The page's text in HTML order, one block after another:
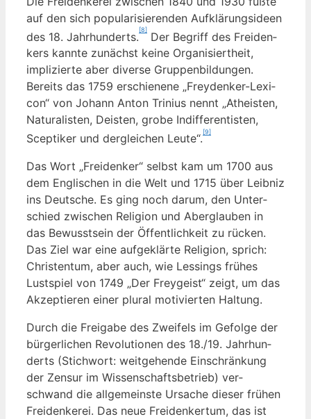
auf den sich popu­la­ri­sie­ren­den Auf­klä­rungs­ideen
des 18. Jahr­hun­derts.
[8]
Der Begriff des Frei­den­
kers kann­te zunächst kei­ne Orga­ni­siert­heit,
impli­zier­te aber diver­se Grup­pen­bil­dun­gen.
Bereits das 1759 erschie­ne­ne „Frey­den­ker-Lexi­
con“ von Johann Anton Tri­ni­us nennt „Athe­is­ten,
Natu­ra­lis­ten, Deis­ten, gro­be Indif­fe­ren­tis­ten,
Scep­ti­ker und der­glei­chen Leu­te“.
[9]
Das Wort „Frei­den­ker“ selbst kam um 1700 aus
dem Eng­li­schen in die Welt und 1715 über Leib­niz
ins Deut­sche. Es ging noch dar­um, den Unter­
schied zwi­schen Reli­gi­on und Aber­glau­ben in
das Bewusst­sein der Öffent­lich­keit zu rücken.
Das Ziel war eine auf­ge­klär­te Reli­gi­on, sprich:
Chris­ten­tum, aber auch, wie Les­sings frü­hes
Lust­spiel von 1749 „Der Frey­geist“ zeigt, um das
Akzep­tie­ren einer plu­ral moti­vier­ten Haltung.
Durch die Frei­ga­be des Zwei­fels im Gefol­ge der
bür­ger­li­chen Revo­lu­tio­nen des 18./19. Jahr­hun­
derts (Stich­wort: weit­ge­hen­de Ein­schrän­kung
der Zen­sur im Wis­sen­schafts­be­trieb) ver­
schwand die all­ge­meins­te Ursa­che die­ser frü­hen
Frei­den­ke­rei. Das neue Frei­den­ker­tum, das ist